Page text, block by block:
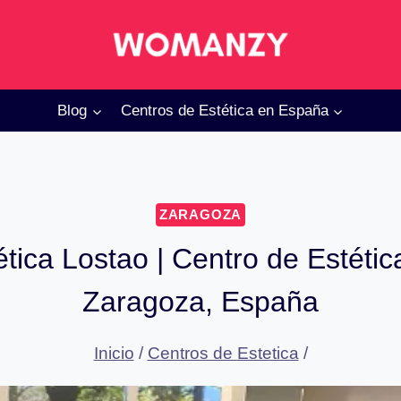
Blog Centros de Estética en España
ZARAGOZA
Lostao | Centro de
Zaragoza, España
Inicio / Centros de Estetica /